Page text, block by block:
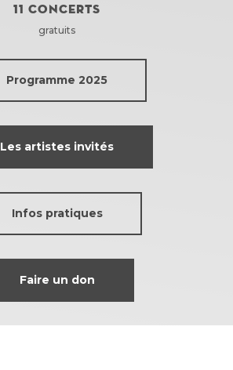
11 concerts
gratuits
Programme 2025
Les artistes invités
Infos pratiques
Faire un don